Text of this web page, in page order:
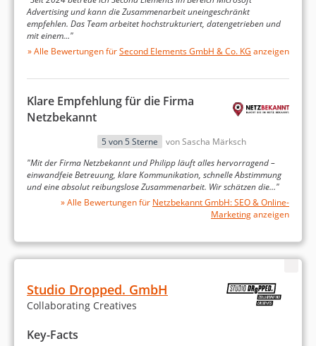
www.reima.com
Suchmaschinenoptimierung
+159% Umsatzsteigerung über SEA & SEO in DE
Nachhaltige Reduzierung der KUR
Advertising und kann die Zusammenarbeit uneingeschränkt
empfehlen. Das Team arbeitet hochstrukturiert, datengetrieben und
mit einem…"
» Alle Bewertungen fürSecond Elements GmbH & Co. KG anzeigen
Klare Empfehlung für die Firma
Netzbekannt
5 von 5 Sterne
von Sascha Märksch
"Mit der Firma Netzbekannt und Philipp läuft alles hervorragend –
einwandfeie Betreuung, klare Kommunikation, schnelle Abstimmung
und eine absolut reibungslose Zusammenarbeit. Wir schätzen die…"
» Alle Bewertungen für Netzbekannt GmbH: SEO & Online-
Marketinganzeigen
Studio Dropped. GmbH
Collaborating Creatives
Key-Facts